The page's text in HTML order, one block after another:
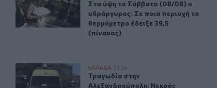
Στα ύψη το Σάββατο (08/08) ο
Στα ύψη το Σάββατο (08/08) ο
υδράργυρος: Σε ποια περιοχή το
θερμόμετρο έδειξε 39,5
(πίνακας)
Τραγωδία στην Αλεξανδρούπολη: Νεκρός άνδρας που
ΕΛΛAΔΑ 21:25
Τραγωδία στην Αλεξανδρούπολη:
Τραγωδία στην
Αλεξανδρούπολη: Νεκρός